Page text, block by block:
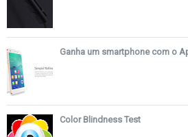
Ganha um smartphone com o
Color Blindness Test